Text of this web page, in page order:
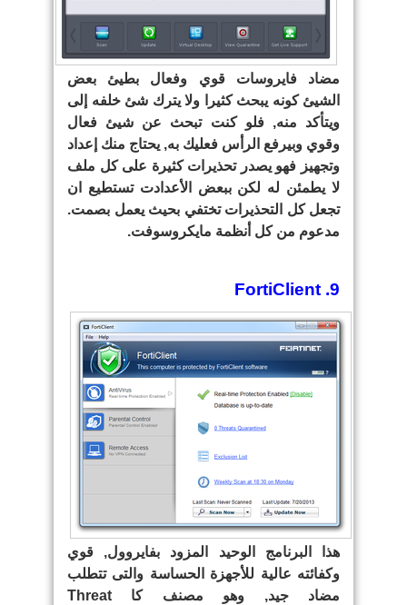
مضاد فايروسات قوي وفعال بطيئ بعض
الشيئ كونه يبحث كثيرا ولا يترك شئ خلفه إلى
ويتأكد منه, فلو كنت تبحث عن شيئ فعال
وقوي وبيرفع الرأس فعليك به, يحتاج منك إعداد
وتجهيز فهو يصدر تحذيرات كثيرة على كل ملف
لا يطمئن له لكن ببعض الأعدادت تستطيع ان
تجعل كل التحذيرات تختفي بحيث يعمل بصمت.
مدعوم من كل أنظمة مايكروسوفت.
9. FortiClient
هذا البرنامج الوحيد المزود بفايروول, قوي
وكفائته عالية للأجهزة الحساسة والتى تتطلب
مضاد جيد, وهو مصنف كا Threat